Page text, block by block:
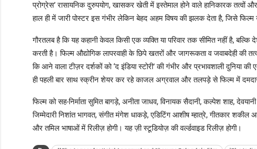
प्रोग्रेस’ रासायनिक दुरुपयोग, खासकर खेती में इस्तेमाल होने वाले हानिकारक
हाल ही में जारी पोस्टर इस गंभीर लेकिन बेहद अहम विषय की झलक देता है, जिसे
गौरतलब है कि यह कहानी केवल किसी एक व्यक्ति या परिवार तक सीमित नहीं है,
करती है। फिल्म औद्योगिक लापरवाही के छिपे खतरों और जागरूकता व जवाबदेही
कि आने वाला टीज़र दर्शकों को ‘द इंडिया स्टोरी’ की गंभीर और प्रभावशाली
ही पहली बार साथ स्क्रीन शेयर कर रहे काजल अग्रवाल और तलपड़े से फिल्म में
फिल्म को सह-निर्माता सुमित बागड़े, अनीता जाधव, विनायक सैदानी, कल्पेश शाह,
जिम्मेदारी निशांत भागवत, संगीत मंगेश धाकड़े, एडिटिंग आशीष म्हात्रे, गीतकार
और तमिल भाषाओं में रिलीज़ होगी। यह ज़ी स्टूडियोज़ की वर्ल्डवाइड रिलीज़ होगी।